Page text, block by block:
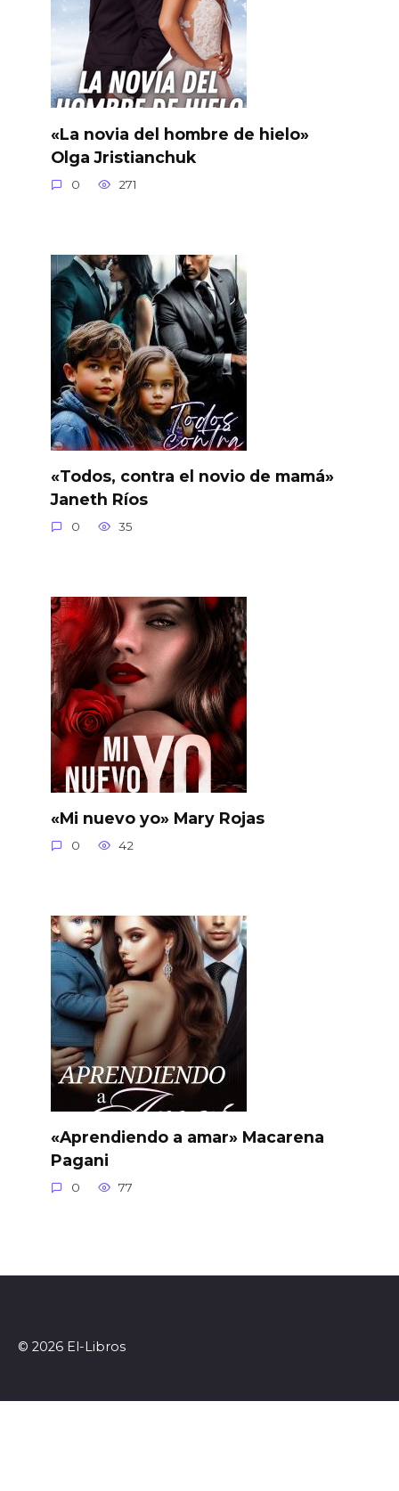
«La novia del hombre de hielo»
Olga Jristianchuk
0 271
«Todos, contra el novio de mamá»
Janeth Ríos
0 35
«Mi nuevo yo» Mary Rojas
0 42
«Aprendiendo a amar» Macarena
Pagani
0 77
© 2026 El-Libros